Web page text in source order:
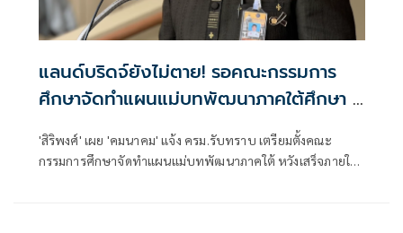
แลนด์บริดจ์ยังไม่ตาย! รอคณะกรรมการ
ศึกษาจัดทำแผนแม่บทพัฒนาภาคใต้ศึกษา 1
'สิริพงศ์' เผย 'คมนาคม' แจ้ง ครม.รับทราบ เตรียมตั้งคณะ
กรรมการศึกษาจัดทำแผนแม่บทพัฒนาภาคใต้ หวังเสร็จภายใน